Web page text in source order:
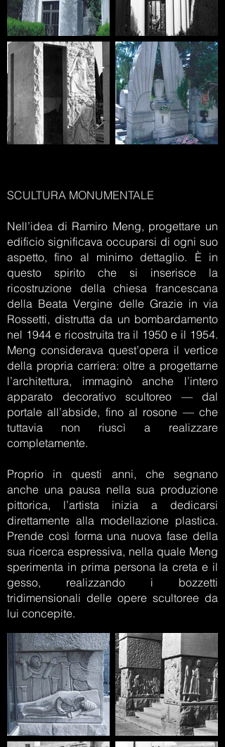
SCULTURA MONUMENTALE
Nell’idea di Ramiro Meng, progettare un
edificio significava occuparsi di ogni suo
aspetto, fino al minimo dettaglio. È in
questo spirito che si inserisce la
ricostruzione della chiesa francescana
della Beata Vergine delle Grazie in via
Rossetti, distrutta da un bombardamento
nel 1944 e ricostruita tra il 1950 e il 1954.
Meng considerava quest’opera il vertice
della propria carriera: oltre a progettarne
l’architettura, immaginò anche l’intero
apparato decorativo scultoreo — dal
portale all’abside, fino al rosone — che
tuttavia non riuscì a realizzare
completamente.
Proprio in questi anni, che segnano
anche una pausa nella sua produzione
pittorica, l’artista inizia a dedicarsi
direttamente alla modellazione plastica.
Prende così forma una nuova fase della
sua ricerca espressiva, nella quale Meng
sperimenta in prima persona la creta e il
gesso, realizzando i bozzetti
tridimensionali delle opere scultoree da
lui concepite.